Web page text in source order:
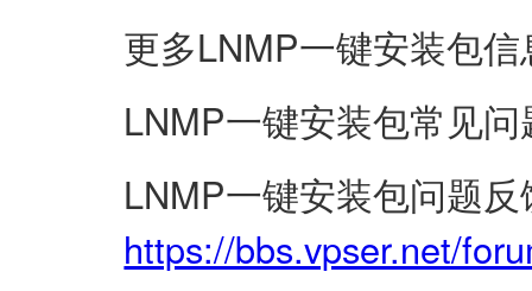
更多LNMP一键安装包
LNMP一键安装包常见
LNMP一键安装包问题
https://bbs.vpser.net/